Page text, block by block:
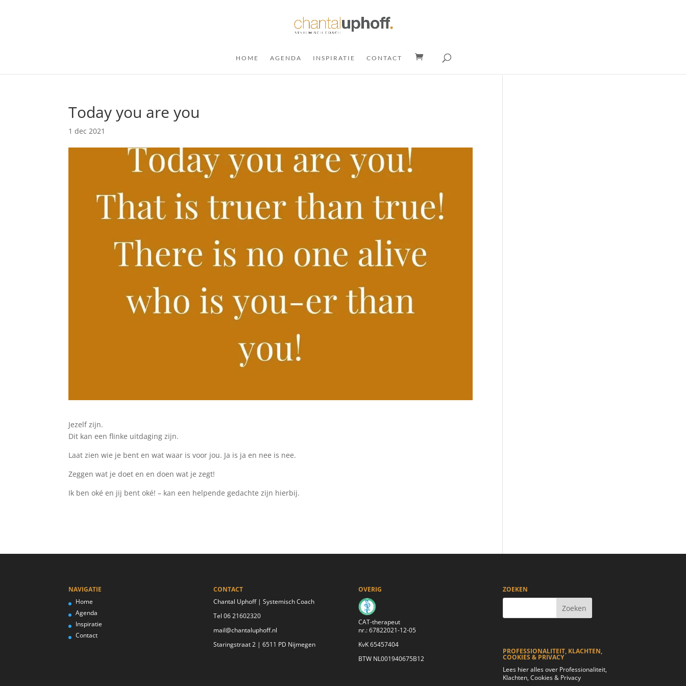
HOME AGENDA INSPIRATIE CONTACT
Today you are you
1 dec 2021
Jezelf zijn.
Dit kan een flinke uitdaging zijn.
Laat zien wie je bent en wat waar is voor jou. Ja is ja en nee is nee.
Zeggen wat je doet en en doen wat je zegt!
Ik ben oké en jij bent oké! – kan een helpende gedachte zijn hierbij.
NAVIGATIE
Home
Agenda
Inspiratie
Contact
CONTACT
Chantal Uphoff | Systemisch Coach
Tel 06 21602320
mail@chantaluphoff.nl
Staringstraat 2 | 6511 PD Nijmegen
OVERIG
CAT-therapeut
nr.: 67822021-12-05
KvK 65457404
BTW NL001940675B12
ZOEKEN
PROFESSIONALITEIT, KLACHTEN,
COOKIES & PRIVACY
Lees hier alles over Professionaliteit,
Klachten, Cookies & Privacy